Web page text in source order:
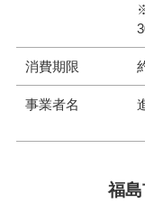
消費期限
事業者名
福